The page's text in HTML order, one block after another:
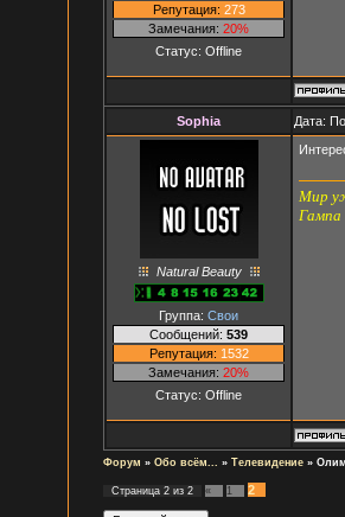
Репутация: 273
Замечания: 20%
Статус: Offline
Sophia Дата:
Natural Beauty
Группа: Свои
Сообщений: 539
Репутация: 1532
Замечания: 20%
Статус: Offline
Мир
Гампа
Форум » Обо всём... » Телевидение »
Страница 2 из 2 « 1 2